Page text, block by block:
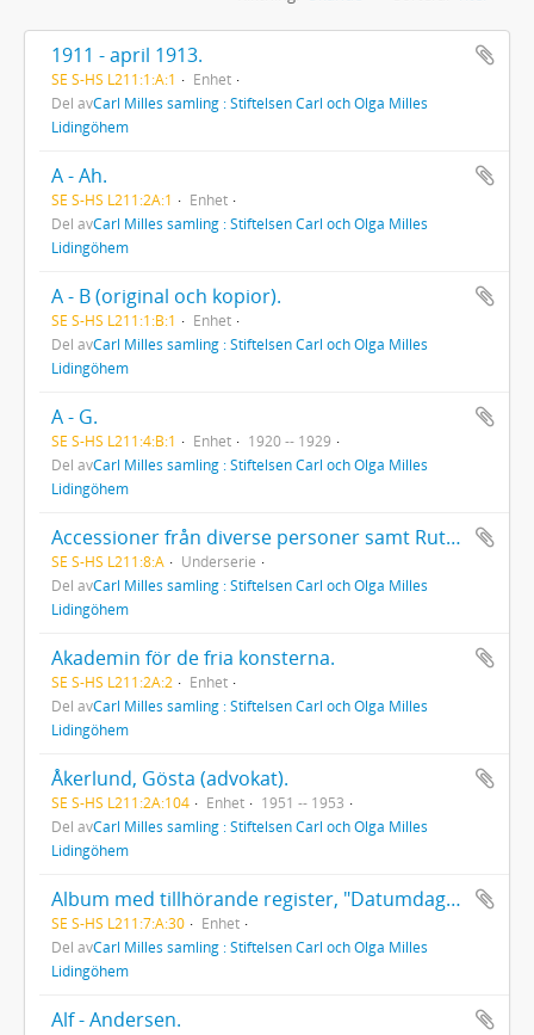
1911 - april 1913.
SE S-HS L211:1:A:1
Enhet
Del avCarl Milles samling : Stiftelsen Carl och Olga Milles
Lidingöhem
A - Ah.
SE S-HS L211:2A:1
Enhet
Del avCarl Milles samling : Stiftelsen Carl och Olga Milles
Lidingöhem
A - B (original och kopior).
SE S-HS L211:1:B:1
Enhet
Del avCarl Milles samling : Stiftelsen Carl och Olga Milles
Lidingöhem
A - G.
SE S-HS L211:4:B:1 Enhet
1920 -- 1929
Del avCarl Milles samling : Stiftelsen Carl och Olga Milles
Lidingöhem
Accessioner från diverse personer samt Ruth Milles samling, 32 volymer
SE S-HS L211:8:A
Underserie
Del avCarl Milles samling : Stiftelsen Carl och Olga Milles
Lidingöhem
Akademin för de fria konsterna.
SE S-HS L211:2A:2
Enhet
Del avCarl Milles samling : Stiftelsen Carl och Olga Milles
Lidingöhem
Åkerlund, Gösta (advokat).
SE S-HS L211:2A:104 Enhet
1951 -- 1953
Del avCarl Milles samling : Stiftelsen Carl och Olga Milles
Lidingöhem
Album med tillhörande register, "Datumdagbok".
SE S-HS L211:7:A:30
Enhet
Del avCarl Milles samling : Stiftelsen Carl och Olga Milles
Lidingöhem
Alf - Andersen.